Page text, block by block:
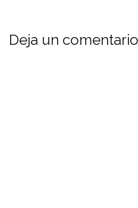
Deja un comentario